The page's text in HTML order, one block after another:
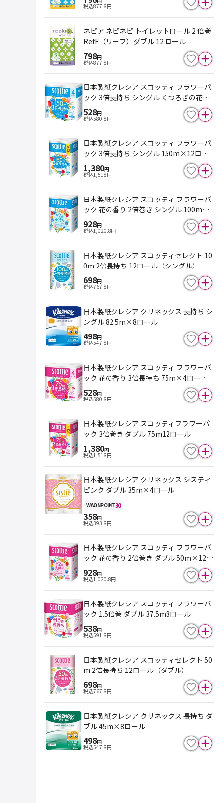
税込877.8円
ネピア ネピネピ トイレットロール 2 倍巻
RefF（リーフ）ダブル 12 ロール
798円
税込877.8円
日本製紙クレシア スコッティ フラワーパ
ック 3倍長持ち シングル くつろぎの花の
香りつき 150m×4ロール
528円
税込580.8円
日本製紙クレシア スコッティ フラワーパ
ック 3倍長持ち シングル 150m×12ロー
ル
1,380円
税込1,518円
日本製紙クレシア スコッティ フラワーパ
ック 花の香り 2倍巻き シングル 100m×1
2ロール
928円
税込1,020.8円
日本製紙クレシア スコッティセレクト 10
0m 2倍長持ち 12ロール（シングル）
698円
税込767.8円
日本製紙クレシア クリネックス 長持ち シ
ングル 82.5m×8ロール
498円
税込547.8円
日本製紙クレシア スコッティ フラワーパ
ック 花の香り 3倍長持ち 75m×4ロール
（ダブル）
528円
税込580.8円
日本製紙クレシア スコッティフラワーパ
ック 3倍巻き ダブル 75m12ロール
1,380円
税込1,518円
日本製紙クレシア クリネックス システィ
ピンク ダブル 35m×4ロール
WAONPOINT30
358円
税込393.8円
日本製紙クレシア スコッティ フラワーパ
ック 花の香り 2倍巻き ダブル 50m×12ロ
ール
928円
税込1,020.8円
日本製紙クレシア スコッティ フラワーパ
ック 1.5倍巻 ダブル 37.5m8ロール
538円
税込591.8円
日本製紙クレシア スコッティセレクト 50
m 2倍長持ち 12ロール（ダブル）
698円
税込767.8円
日本製紙クレシア クリネックス 長持ち ダ
ブル 45m×8ロール
498円
税込547.8円